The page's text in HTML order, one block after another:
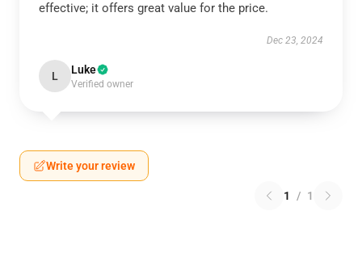
effective; it offers great value for the price.
Dec 23, 2024
L Luke
Verified owner
Write your review
1 / 1